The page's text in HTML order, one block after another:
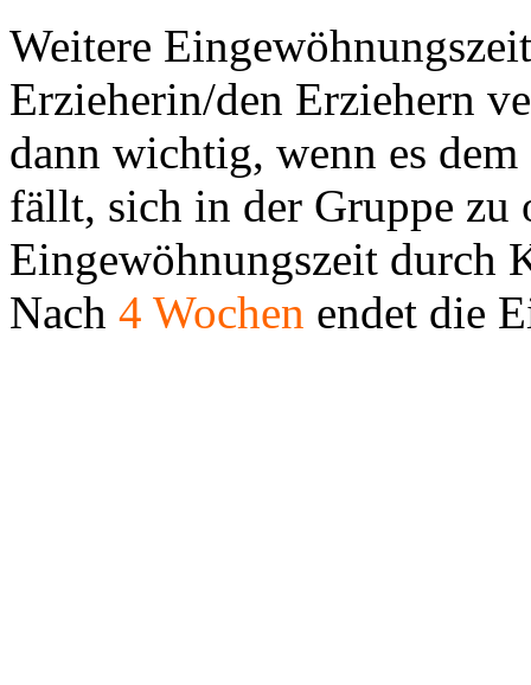
Weitere
Erzieherin/den Erziehern
dann wichtig, wenn es
fällt, sich in der Gruppe zu
Eingewöhnungszeit durch
Nach 4 Wochen endet die